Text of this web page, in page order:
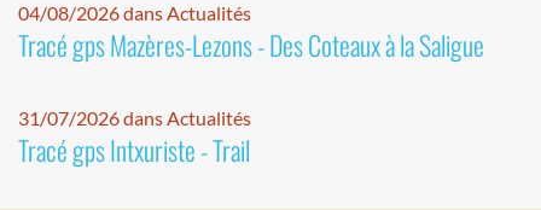
04/08/2026 dans Actualités
Tracé gps Mazères-Lezons - Des Coteaux à la Saligue
31/07/2026 dans Actualités
Tracé gps Intxuriste - Trail